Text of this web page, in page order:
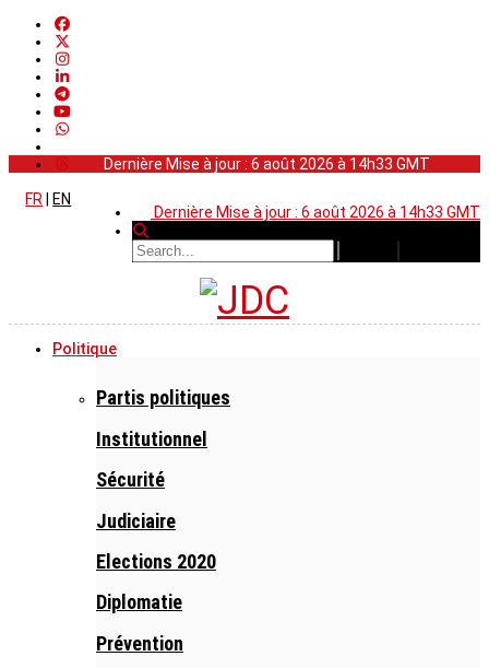
Dernière Mise à jour : 6 août 2026 à 14h33 GMT
Dernière Mise à jour : 6 août 2026 à 14h33 GMT
FR
EN
Politique
Partis politiques
Institutionnel
Sécurité
Judiciaire
Elections 2020
Diplomatie
Prévention